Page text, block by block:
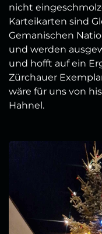
nicht
Karteikarten sind
Gemanischen
und werden
und hofft auf ein
Zürchauer
wäre für uns von
Hahnel.